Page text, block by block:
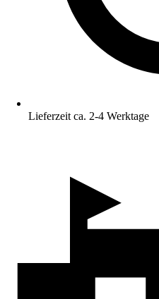
Lieferzeit ca. 2-4 Werktage